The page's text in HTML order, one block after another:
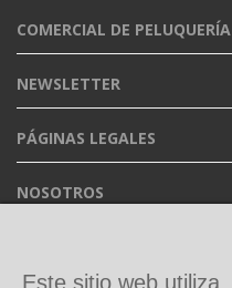
COMERCIAL DE PELUQUERÍA
NEWSLETTER
PÁGINAS LEGALES
NOSOTROS
Este sitio web utiliza